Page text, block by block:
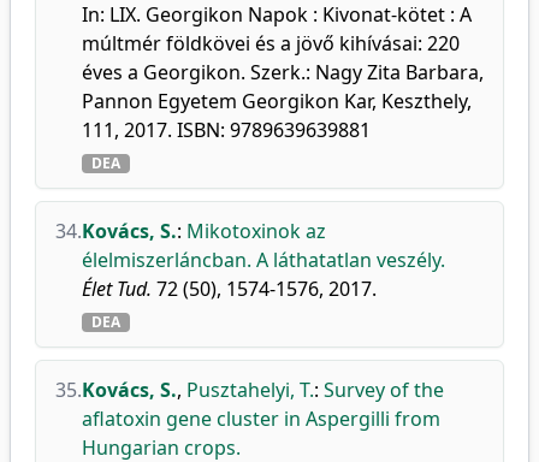
In: LIX. Georgikon Napok : Kivonat-kötet : A
múltmér földkövei és a jövő kihívásai: 220
éves a Georgikon. Szerk.: Nagy Zita Barbara,
Pannon Egyetem Georgikon Kar, Keszthely,
111, 2017. ISBN: 9789639639881
DEA
34.Kovács, S.: Mikotoxinok az
élelmiszerláncban. A láthatatlan veszély.
Élet Tud. 72 (50), 1574-1576, 2017.
DEA
35.Kovács, S., Pusztahelyi, T.: Survey of the
aflatoxin gene cluster in Aspergilli from
Hungarian crops.